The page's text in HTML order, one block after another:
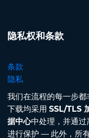
隐私权和条款
条款
隐私
我们在流程的每一步
下载均采用 SSL/TLS
据中心中处理，并通
进行保护 — 此外，所